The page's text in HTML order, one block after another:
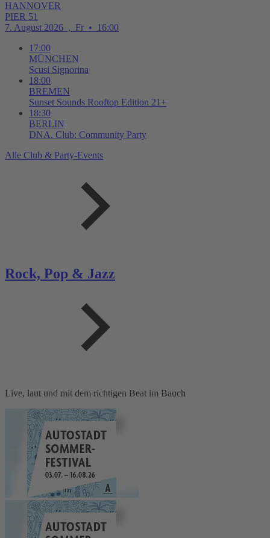
HANNOVER
PIER 51
7. August 2026 , Fr •
16:00
17:00
MÜNCHEN
Scusi Signorina
18:00
BREMEN
Sunset Sounds Rooftop Edition 21+
18:30
BERLIN
DNA. Club: Community Party
Alle Club & Party-Events
Rock, Pop & Jazz
Live, laut und mit dem richtigen Beat im Bauch